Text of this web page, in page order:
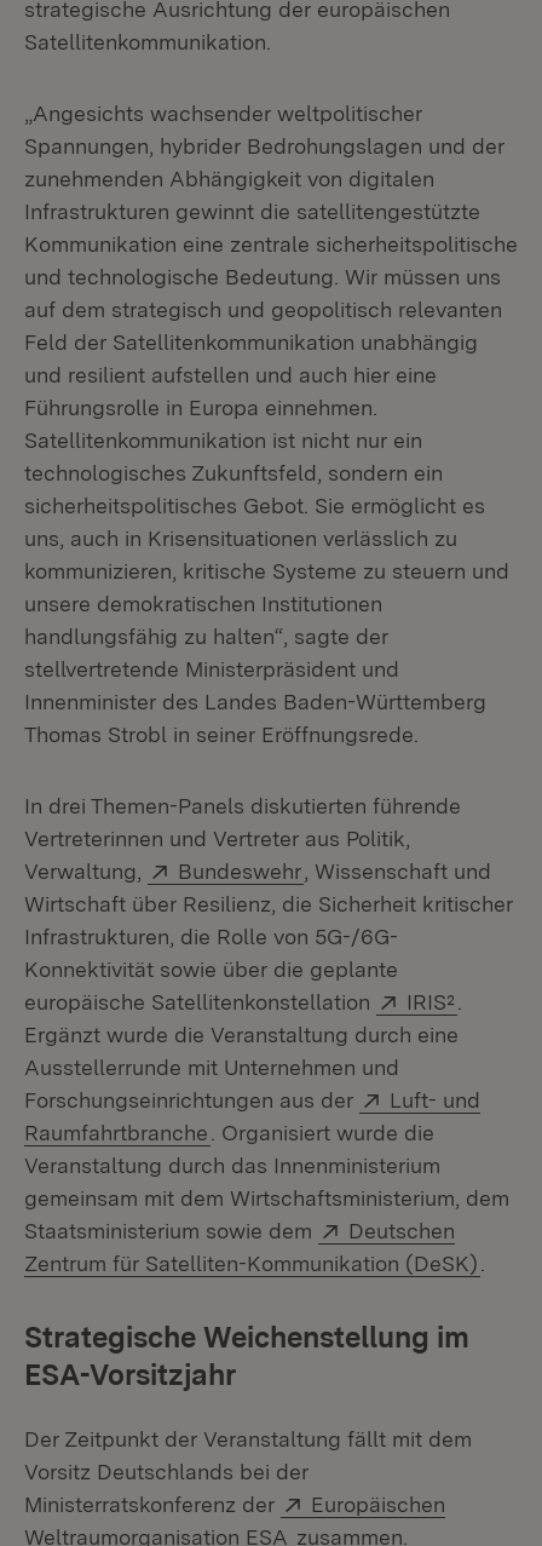
strategische Ausrichtung der europäischen
Satellitenkommunikation.
„Angesichts wachsender weltpolitischer
Spannungen, hybrider Bedrohungslagen und der
zunehmenden Abhängigkeit von digitalen
Infrastrukturen gewinnt die satellitengestützte
Kommunikation eine zentrale sicherheitspolitische
und technologische Bedeutung. Wir müssen uns
auf dem strategisch und geopolitisch relevanten
Feld der Satellitenkommunikation unabhängig
und resilient aufstellen und auch hier eine
Führungsrolle in Europa einnehmen.
Satellitenkommunikation ist nicht nur ein
technologisches Zukunftsfeld, sondern ein
sicherheitspolitisches Gebot. Sie ermöglicht es
uns, auch in Krisensituationen verlässlich zu
kommunizieren, kritische Systeme zu steuern und
unsere demokratischen Institutionen
handlungsfähig zu halten“, sagte der
stellvertretende Ministerpräsident und
Innenminister des Landes Baden-Württemberg
Thomas Strobl in seiner Eröffnungsrede.
In drei Themen-Panels diskutierten führende
Vertreterinnen und Vertreter aus Politik,
Verwaltung,
Extern:
Bundeswehr (Öffnet in neuem
, Wissenschaft und
Wirtschaft über Resilienz, die Sicherheit kritischer
Infrastrukturen, die Rolle von 5G-/6G-
Konnektivität sowie über die geplante
europäische Satellitenkonstellation
Extern:
IRIS²
Ergänzt wurde die Veranstaltung durch eine
Ausstellerrunde mit Unternehmen und
Forschungseinrichtungen aus der
Extern:
Luft- und
Raumfahrtbranche (Öffnet in neuem Fenster)
. Organisiert wurde die
Veranstaltung durch das Innenministerium
gemeinsam mit dem Wirtschaftsministerium, dem
Staatsministerium sowie dem
Extern:
Deutschen
Zentrum für Satelliten-Kommunikation (DeSK)
Strategische Weichenstellung im
ESA-Vorsitzjahr
Der Zeitpunkt der Veranstaltung fällt mit dem
Vorsitz Deutschlands bei der
Ministerratskonferenz der
Extern:
Europäischen
Weltraumorganisation ESA (Öffnet in neuem Fenster)
zusammen.